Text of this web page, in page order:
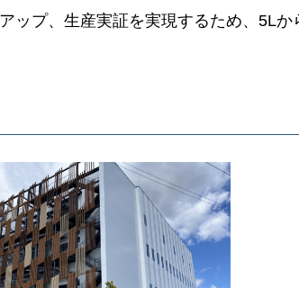
ップ、生産実証を実現するため、5L